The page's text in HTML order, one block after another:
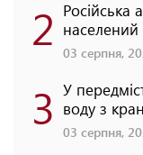
2 населений
03 серпня,
3 У
воду з
03 серпня,